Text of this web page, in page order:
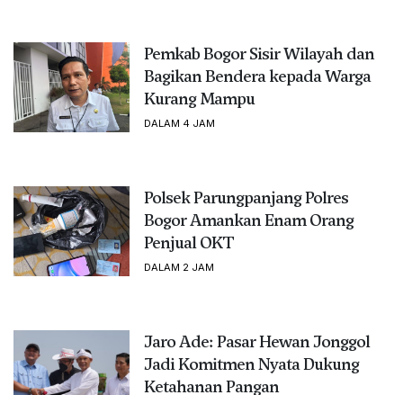
Pemkab Bogor Sisir Wilayah dan
Bagikan Bendera kepada Warga
Kurang Mampu
DALAM 4 JAM
Polsek Parungpanjang Polres
Bogor Amankan Enam Orang
Penjual OKT
DALAM 2 JAM
Jaro Ade: Pasar Hewan Jonggol
Jadi Komitmen Nyata Dukung
Ketahanan Pangan